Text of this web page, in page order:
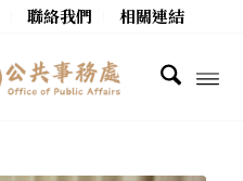
聯絡我們 相關連結